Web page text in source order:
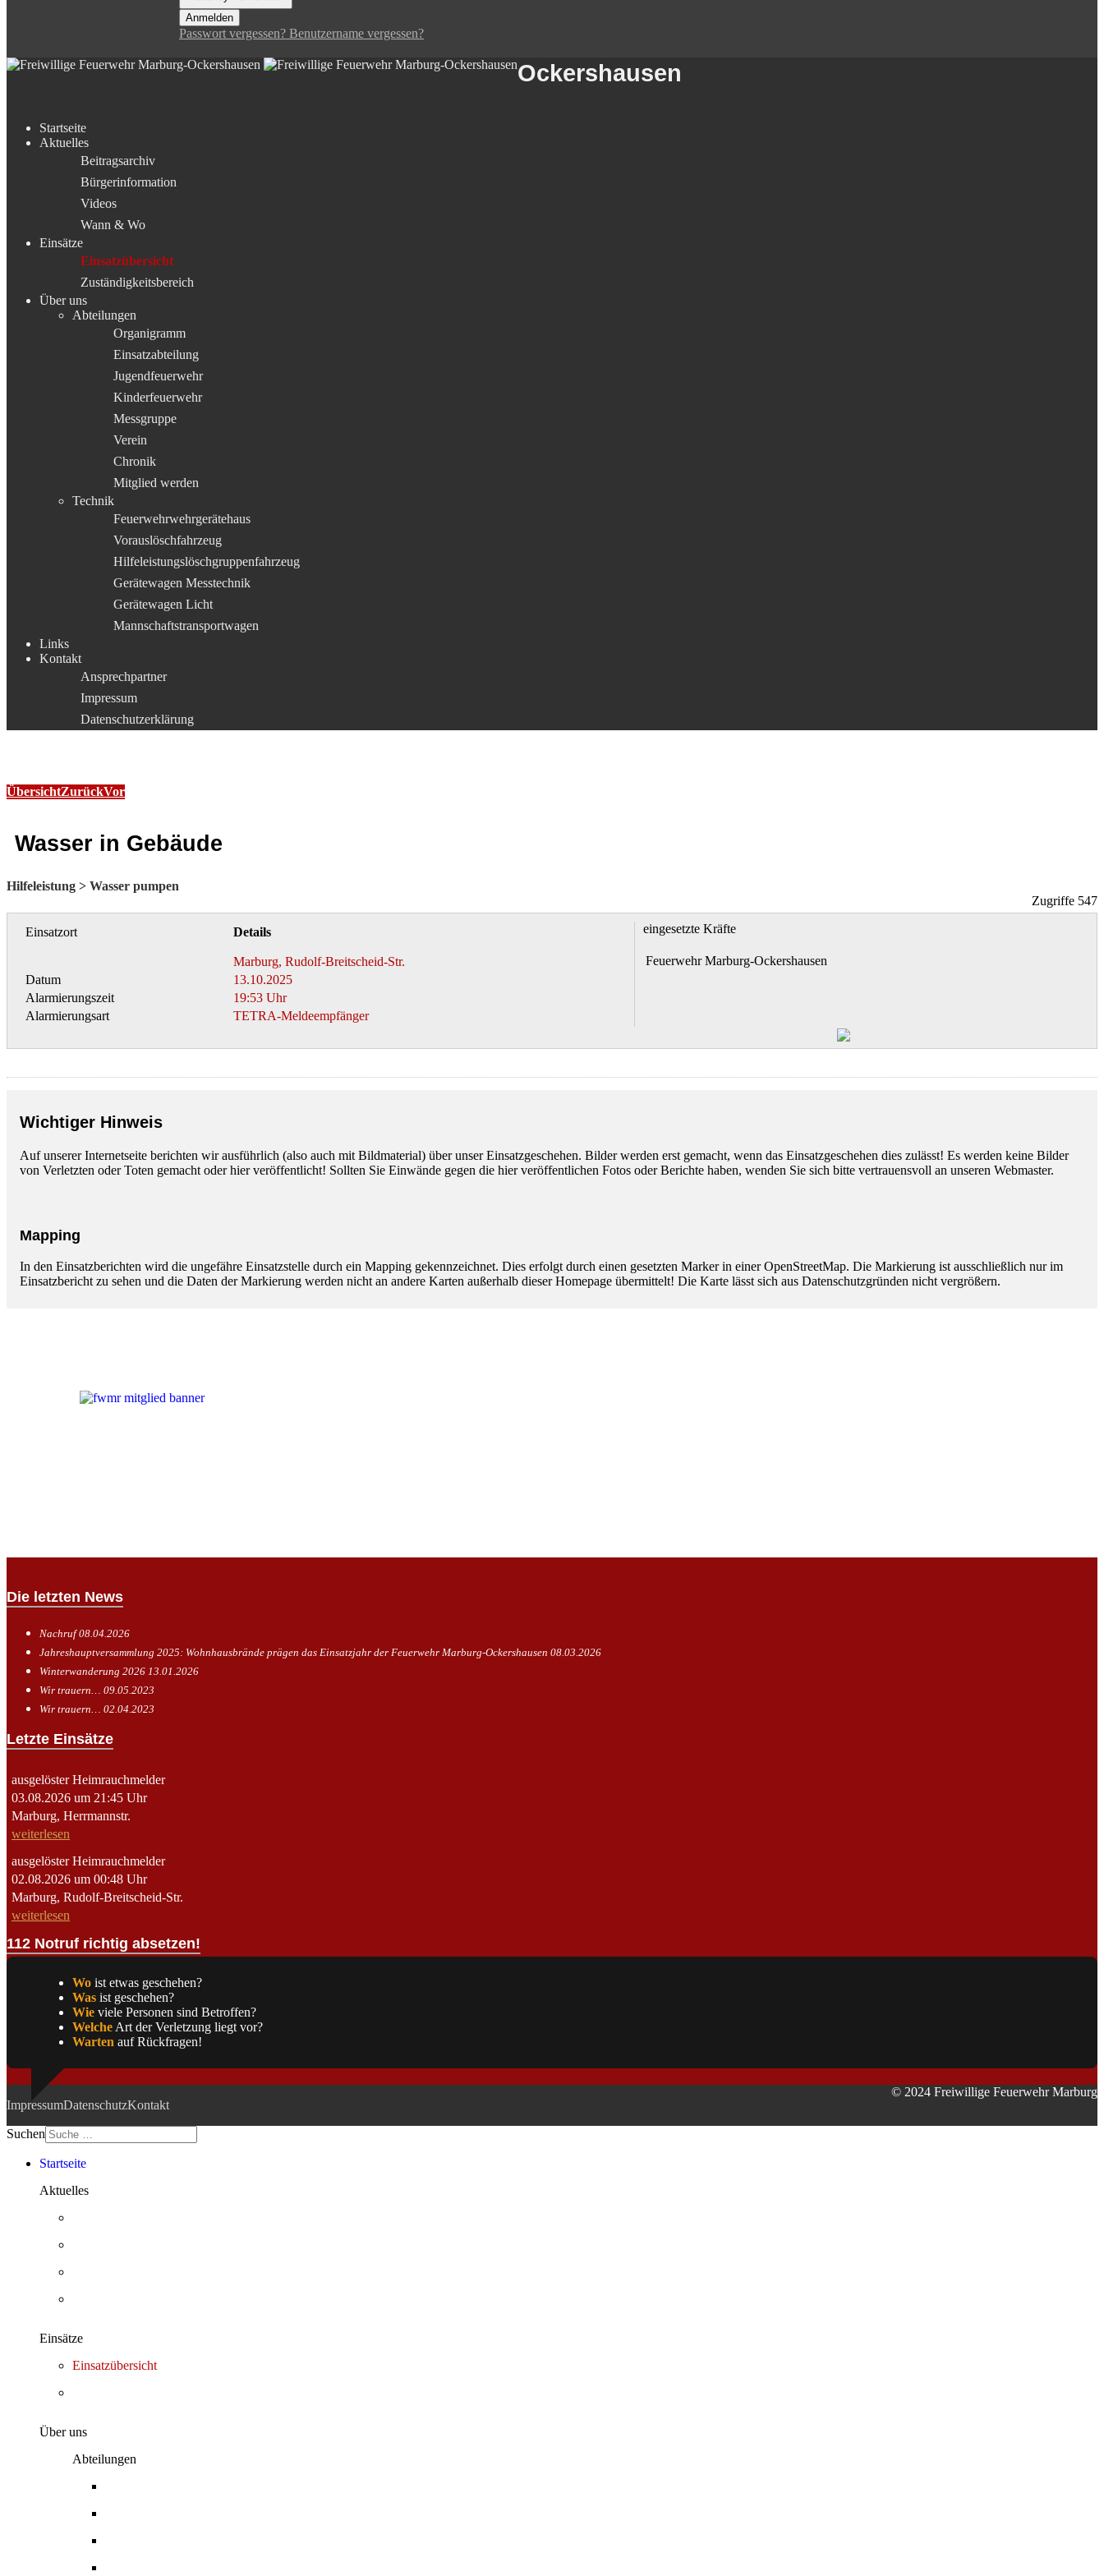
Anmelden
Passwort vergessen? Benutzername vergessen?
Ockershausen
Startseite
Aktuelles
Beitragsarchiv
Bürgerinformation
Videos
Wann & Wo
Einsätze
Einsatzübersicht
Zuständigkeitsbereich
Über uns
Abteilungen
Organigramm
Einsatzabteilung
Jugendfeuerwehr
Kinderfeuerwehr
Messgruppe
Verein
Chronik
Mitglied werden
Technik
Feuerwehrwehrgerätehaus
Vorauslöschfahrzeug
Hilfeleistungslöschgruppenfahrzeug
Gerätewagen Messtechnik
Gerätewagen Licht
Mannschaftstransportwagen
Links
Kontakt
Ansprechpartner
Impressum
Datenschutzerklärung
ÜbersichtZurückVor
Wasser in Gebäude
Hilfeleistung > Wasser pumpen
Zugriffe 547
Einsatzort Details
Marburg, Rudolf-Breitscheid-Str.
Datum
13.10.2025
Alarmierungszeit
19:53 Uhr
Alarmierungsart
TETRA-Meldeempfänger
eingesetzte Kräfte
Feuerwehr Marburg-Ockershausen
Wichtiger Hinweis
Auf unserer Internetseite berichten wir ausführlich (also auch mit Bildmaterial) über unser Einsatzgeschehen. Bilder werden erst gemacht, wenn das Einsatzgeschehen dies zulässt! Es werden keine Bilder
von Verletzten oder Toten gemacht oder hier veröffentlicht! Sollten Sie Einwände gegen die hier veröffentlichen Fotos oder Berichte haben, wenden Sie sich bitte vertrauensvoll an unseren Webmaster.
Mapping
In den Einsatzberichten wird die ungefähre Einsatzstelle durch ein Mapping gekennzeichnet. Dies erfolgt durch einen gesetzten Marker in einer OpenStreetMap. Die Markierung ist ausschließlich nur im
Einsatzbericht zu sehen und die Daten der Markierung werden nicht an andere Karten außerhalb dieser Homepage übermittelt! Die Karte lässt sich aus Datenschutzgründen nicht vergrößern.
Die letzten News
Nachruf08.04.2026
Jahreshauptversammlung 2025: Wohnhausbrände prägen das Einsatzjahr der Feuerwehr Marburg-Ockershausen 08.03.2026
Winterwanderung 2026 13.01.2026
Wir trauern… 09.05.2023
Wir trauern… 02.04.2023
Letzte Einsätze
ausgelöster Heimrauchmelder
03.08.2026 um 21:45 Uhr
Marburg, Herrmannstr.
weiterlesen
ausgelöster Heimrauchmelder
02.08.2026 um 00:48 Uhr
Marburg, Rudolf-Breitscheid-Str.
weiterlesen
112 Notruf richtig absetzen!
Wo ist etwas geschehen?
Was ist geschehen?
Wie viele Personen sind Betroffen?
Welche Art der Verletzung liegt vor?
Warten auf Rückfragen!
ImpressumDatenschutzKontakt
© 2024 Freiwillige Feuerwehr Marburg
Suchen
Startseite
Aktuelles
Einsätze
Einsatzübersicht
Über uns
Abteilungen